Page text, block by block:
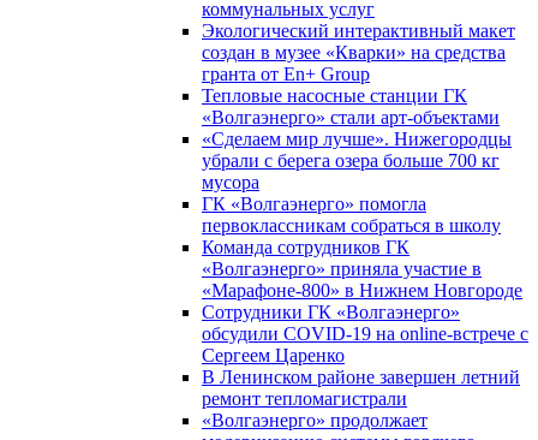
коммунальных услуг
Экологический интерактивный макет
создан в музее «Кварки» на средства
гранта от En+ Group
Тепловые насосные станции ГК
«Волгаэнерго» стали арт-объектами
«Сделаем мир лучше». Нижегородцы
убрали с берега озера больше 700 кг
мусора
ГК «Волгаэнерго» помогла
первоклассникам собраться в школу
Команда сотрудников ГК
«Волгаэнерго» приняла участие в
«Марафоне-800» в Нижнем Новгороде
Сотрудники ГК «Волгаэнерго»
обсудили COVID-19 на online-встрече с
Сергеем Царенко
В Ленинском районе завершен летний
ремонт тепломагистрали
«Волгаэнерго» продолжает